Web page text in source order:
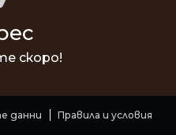
скоро!
данни Правила и условия